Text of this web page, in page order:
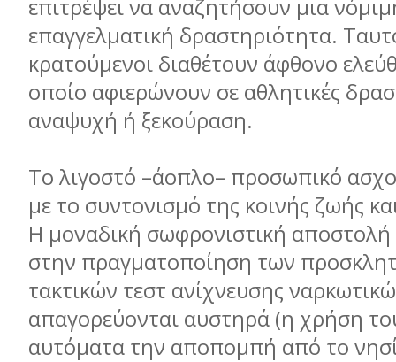
επιτρέψει να αναζητήσουν µια
επαγγελµατική δραστηριότητα.
κρατούµενοι διαθέτουν άφθονο
οποίο αφιερώνουν σε αθλητικές
αναψυχή ή ξεκούραση.
Το λιγοστό –άοπλο– προσωπικό
µε το συντονισµό της κοινής ζωής
Η µοναδική σωφρονιστική αποστολή
στην πραγµατοποίηση των
τακτικών τεστ ανίχνευσης
απαγορεύονται αυστηρά (η χρήση
αυτόµατα την αποποµπή από το